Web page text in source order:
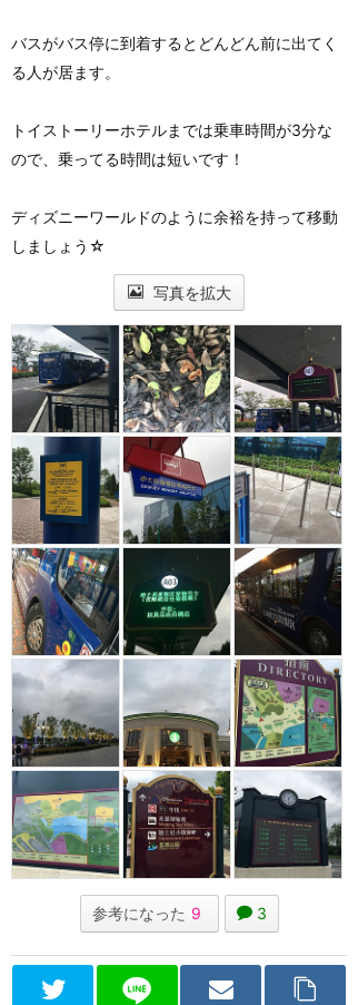
バスがバス停に到着するとどんどん前に出てく
る人が居ます。
トイストーリーホテルまでは乗車時間が3分な
ので、乗ってる時間は短いです！
ディズニーワールドのように余裕を持って移動
しましょう☆
写真を拡大
参考になった 9 3